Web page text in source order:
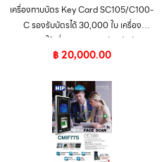
เครื่องทาบบัตร Key Card SC105/C100-
C รองรับบัตรได้ 30,000 ใบ เครื่อง
SC105 ใช้เพื่อควบคุมการเปิด-ปิดประตู
สามารถใช้งานได้กับระบบ Controller
฿20,000.00